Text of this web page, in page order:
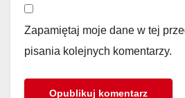
Zapamiętaj moje dane w tej
pisania kolejnych komentarzy.